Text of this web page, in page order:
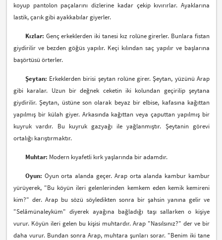
koyup pantolon paçalarını dizlerine kadar çekip kıvırırlar. Ayaklarına
lastik, çarık gibi ayakkabılar giyerler.
Kızlar: Genç erkeklerden iki tanesi kız rolüne girerler. Bunlara fistan
giydirilir ve bezden göğüs yapılır. Keçi kılından saç yapılır ve başlarına
başörtüsü örterler.
Şeytan: Erkeklerden birisi şeytan rolüne girer. Şeytan, yüzünü Arap
gibi karalar. Uzun bir değnek ceketin iki kolundan geçirilip şeytana
giydirilir. Şeytan, üstüne son olarak beyaz bir elbise, kafasına kağıttan
yapılmış bir külah giyer. Arkasında kağıttan veya çaputtan yapılmış bir
kuyruk vardır. Bu kuyruk gazyağı ile yağlanmıştır. Şeytanin görevi
ortalığı karıştırmaktır.
Muhtar: Modern kıyafetli kırk yaşlarında bir adamdır.
Oyun: Oyun orta alanda geçer. Arap orta alanda kambur kambur
yürüyerek, "Bu köyün ileri gelenlerinden kemkem eden kemik kemireni
kim?" der. Arap bu sözü söyledikten sonra bir şahsin yanına gelir ve
"Selâmünaleyküm" diyerek ayağına bağladığı taşı sallarken o kişiye
vurur. Köyün ileri gelen bu kişisi muhtardır. Arap "Nasılsınız?" der ve bir
daha vurur. Bundan sonra Arap, muhtara şunları sorar. "Benim iki tane